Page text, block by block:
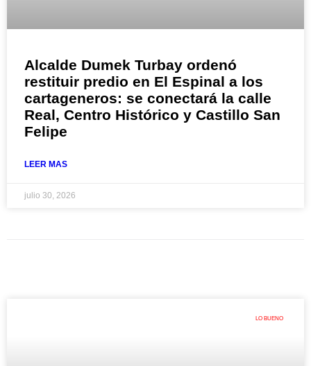
Alcalde Dumek Turbay ordenó
restituir predio en El Espinal a los
cartageneros: se conectará la calle
Real, Centro Histórico y Castillo San
Felipe
LEER MAS
julio 30, 2026
LO BUENO